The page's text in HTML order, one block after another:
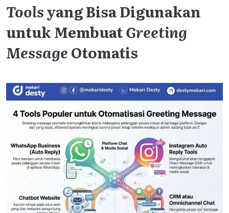
Toolsyang Bisa Digunakan
untuk MembuatGreeting
MessageOtomatis